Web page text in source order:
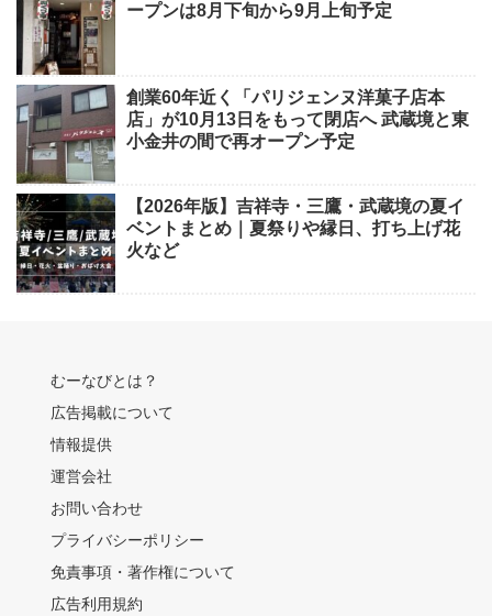
ープンは8月下旬から9月上旬予定
創業60年近く「パリジェンヌ洋菓子店本
店」が10月13日をもって閉店へ 武蔵境と東
小金井の間で再オープン予定
【2026年版】吉祥寺・三鷹・武蔵境の夏イ
ベントまとめ｜夏祭りや縁日、打ち上げ花
火など
むーなびとは？
広告掲載について
情報提供
運営会社
お問い合わせ
プライバシーポリシー
免責事項・著作権について
広告利用規約